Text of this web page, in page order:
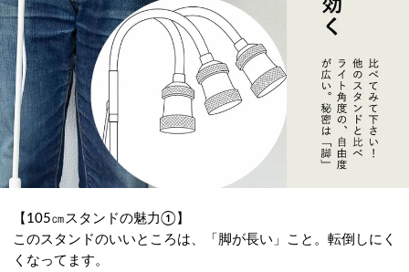
【105㎝スタンドの魅力①】
このスタンドのいいところは、「脚が長い」こと。転倒しにく
くなってます。